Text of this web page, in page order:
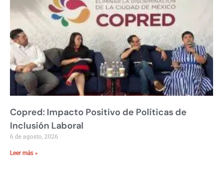
Copred: Impacto Positivo de Políticas de
Inclusión Laboral
6 de agosto, 2026
Leer más »